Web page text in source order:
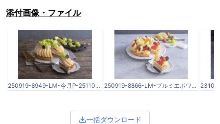
添付画像・ファイル
250919-8949-LM-今月P-251101.jpg 250919-8866-LM-プルミエポワール-251101.jpg
一括ダウンロード